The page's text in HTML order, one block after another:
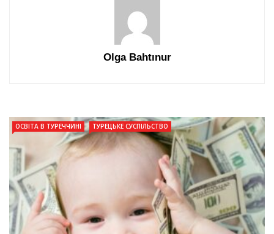
Olga Bahtınur
ОСВІТА В ТУРЕЧЧИНІ ТУРЕЦЬКЕ СУСПІЛЬСТВО